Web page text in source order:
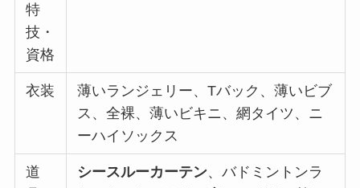
特
技・
資格
衣装
薄いランジェリー、Tバック、薄いビブ
ス、全裸、薄いビキニ、網タイツ、ニ
ーハイソックス
道
シースルーカーテン、バドミントンラ